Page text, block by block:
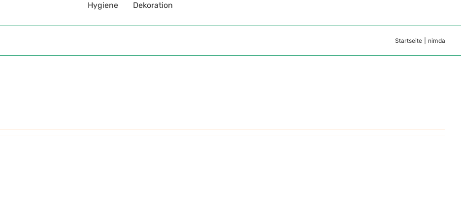
Fahrradreflektoren selbstklebend Stift- und HeftaufkleberSchlüsselanhänger mit Namen
Warnzeichen
Hygiene Dekoration
Sets
Startseite nimda